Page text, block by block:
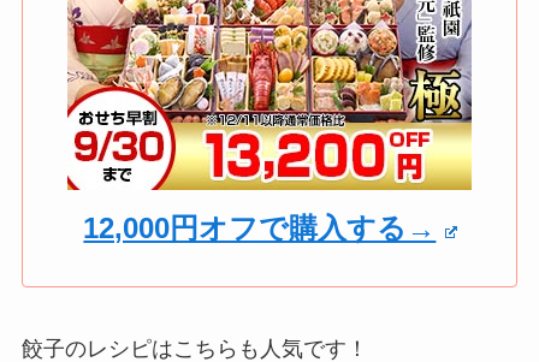
12,000円オフで購入する→
餃子のレシピはこちらも人気です！